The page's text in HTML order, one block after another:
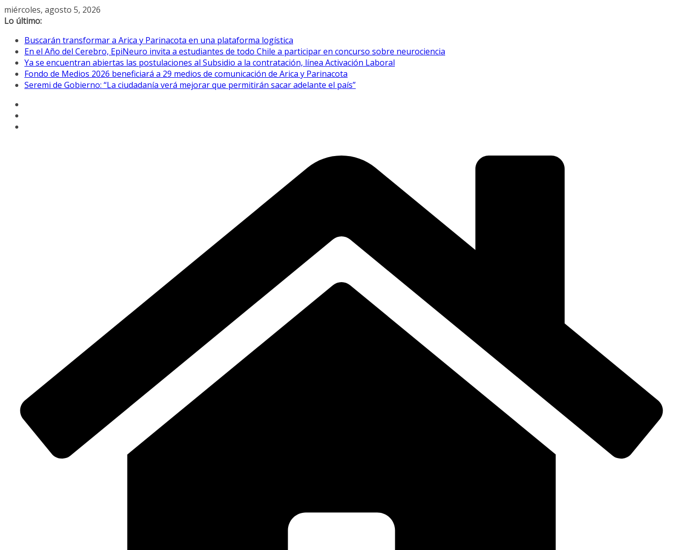
Saltar
al
miércoles, agosto 5, 2026
Lo último:
Buscarán transformar a Arica y Parinacota en una plataforma logística
En el Año del Cerebro, EpiNeuro invita a estudiantes de todo Chile a participar en concurso sobre neurociencia
Ya se encuentran abiertas las postulaciones al Subsidio a la contratación, línea Activación Laboral
Fondo de Medios 2026 beneficiará a 29 medios de comunicación de Arica y Parinacota
Seremi de Gobierno: “La ciudadanía verá mejorar que permitirán sacar adelante el país”